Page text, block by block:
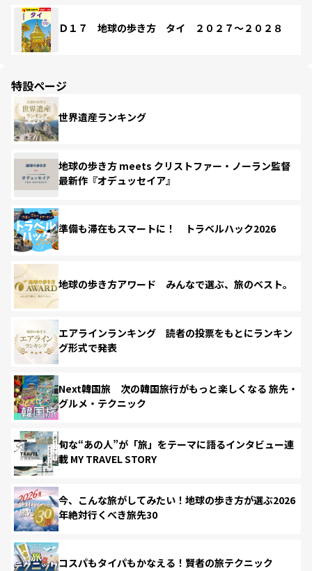
Ｄ１７ 地球の歩き方 タイ ２０２７～２０２８
特設ページ
世界遺産ランキング
地球の歩き方 meets クリストファー・ノーラン監督
最新作『オデュッセイア』
準備も滞在もスマートに！ トラベルハック2026
地球の歩き方アワード みんなで選ぶ、旅のベスト。
エアラインランキング 読者の投票をもとにランキン
グ形式で発表
Next韓国旅 次の韓国旅行がもっと楽しくなる 旅先・
グルメ・テクニック
旬な“あの人”が「旅」をテーマに語るインタビュー連
載 MY TRAVEL STORY
今、こんな旅がしてみたい！地球の歩き方が選ぶ2026
年絶対行くべき旅先30
コスパもタイパもかなえる！賢者の旅テクニック